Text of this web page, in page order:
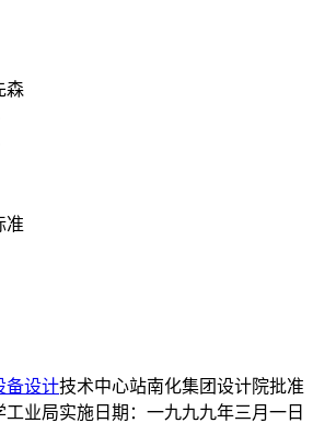
森
准
备设计技术中心站南化集团设计院批准
业局实施日期：一九九九年三月一日